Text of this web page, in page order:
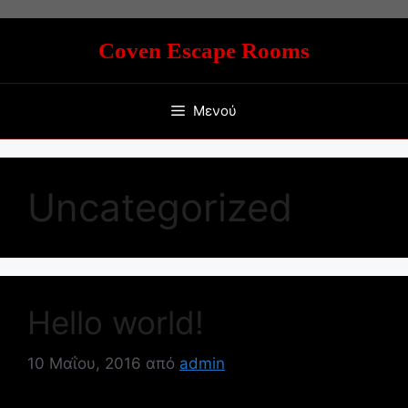
Coven Escape Rooms
Μενού
Uncategorized
Hello world!
10 Μαΐου, 2016 από admin